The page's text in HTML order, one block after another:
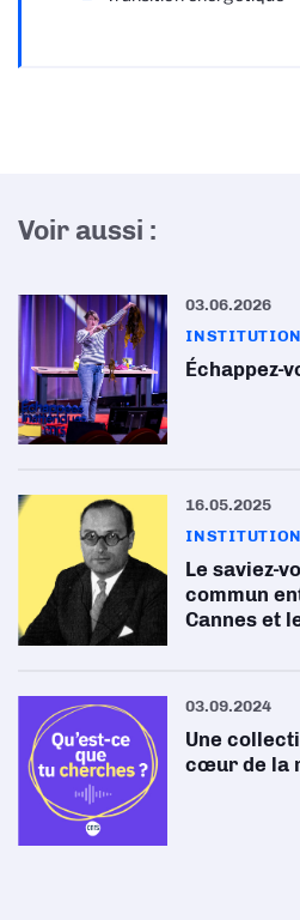
Voir aussi :
03.06.2026
Échappez-
16.05.2025
Le saviez-
commun
Cannes et
03.09.2024
Une
cœur de la